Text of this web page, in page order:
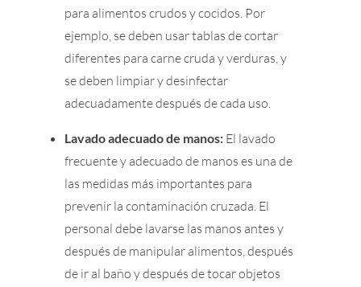
para alimentos crudos y cocidos. Por
ejemplo, se deben usar tablas de cortar
diferentes para carne cruda y verduras, y
se deben limpiar y desinfectar
adecuadamente después de cada uso.
Lavado adecuado de manos: El lavado
frecuente y adecuado de manos es una de
las medidas más importantes para
prevenir la contaminación cruzada. El
personal debe lavarse las manos antes y
después de manipular alimentos, después
de ir al baño y después de tocar objetos